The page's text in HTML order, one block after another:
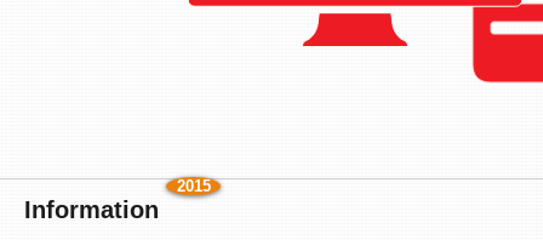
Information
2015